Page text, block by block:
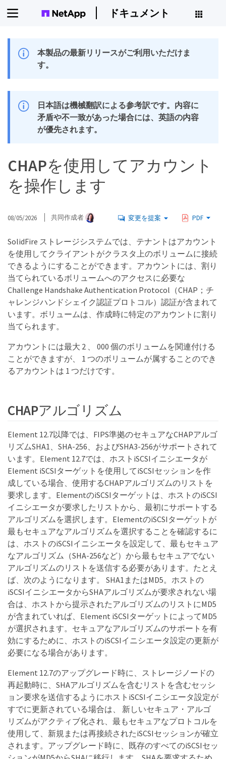
ドキュメント
本製品の最新リリースがご利用いただけま
す。
日本語は機械翻訳による参考訳です。内容に
矛盾や不一致があった場合には、英語の内容
が優先されます。
CHAPを使用してアカウント
を操作します
08/05/2026 共同作成者 変更を提案 PDF
SolidFire ストレージシステムでは、テナントはアカウント
を使用してクライアントがクラスタ上のボリュームに接続
できるようにすることができます。アカウントには、割り
当てられているボリュームへのアクセスに必要な
Challenge Handshake Authentication Protocol（CHAP；チ
ャレンジハンドシェイク認証プロトコル）認証が含まれて
います。ボリュームは、作成時に特定のアカウントに割り
当てられます。
アカウントには最大 2 、 000 個のボリュームを関連付ける
ことができますが、 1 つのボリュームが属することのでき
るアカウントは 1 つだけです。
CHAPアルゴリズム
Element 12.7以降では、FIPS準拠のセキュアなCHAPアルゴ
リズムSHA1、SHA-256、およびSHA3-256がサポートされて
います。Element 12.7では、ホストiSCSIイニシエータが
Element iSCSIターゲットを使用してiSCSIセッションを作
成している場合、使用するCHAPアルゴリズムのリストを
要求します。ElementのiSCSIターゲットは、ホストのiSCSI
イニシエータが要求したリストから、最初にサポートする
アルゴリズムを選択します。ElementのiSCSIターゲットが
最もセキュアなアルゴリズムを選択することを確認するに
は、ホストのiSCSIイニシエータを設定して、最もセキュア
なアルゴリズム（SHA-256など）から最もセキュアでない
アルゴリズムのリストを送信する必要があります。たとえ
ば、次のようになります。 SHA1またはMD5。ホストの
iSCSIイニシエータからSHAアルゴリズムが要求されない場
合は、ホストから提示されたアルゴリズムのリストにMD5
が含まれていれば、Element iSCSIターゲットによってMD5
が選択されます。セキュアなアルゴリズムのサポートを有
効にするために、ホストのiSCSIイニシエータ設定の更新が
必要になる場合があります。
Element 12.7のアップグレード時に、ストレージノードの
再起動時に、SHAアルゴリズムを含むリストを含むセッシ
ョン要求を送信するようにホストiSCSIイニシエータ設定が
すでに更新されている場合は、 新しいセキュア・アルゴ
リズムがアクティブ化され、最もセキュアなプロトコルを
使用して、新規または再接続されたiSCSIセッションが確立
されます。アップグレード時に、既存のすべてのiSCSIセッ